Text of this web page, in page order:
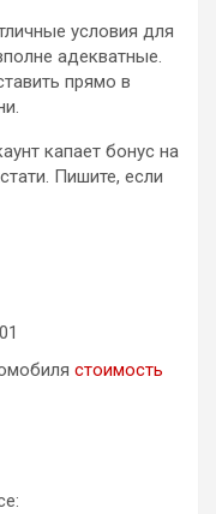
условия для
адекватные.
прямо в
капает бонус на
Пишите, если
стоимость